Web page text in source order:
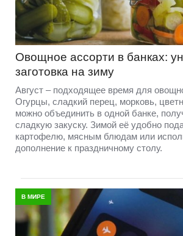
Овощное ассорти в банках:
заготовка на зиму
Август – подходящее время для
Огурцы, сладкий перец, морковь,
можно объединить в одной банке,
сладкую закуску. Зимой её удобно
картофелю, мясным блюдам или
дополнение к праздничному столу.
В МИРЕ